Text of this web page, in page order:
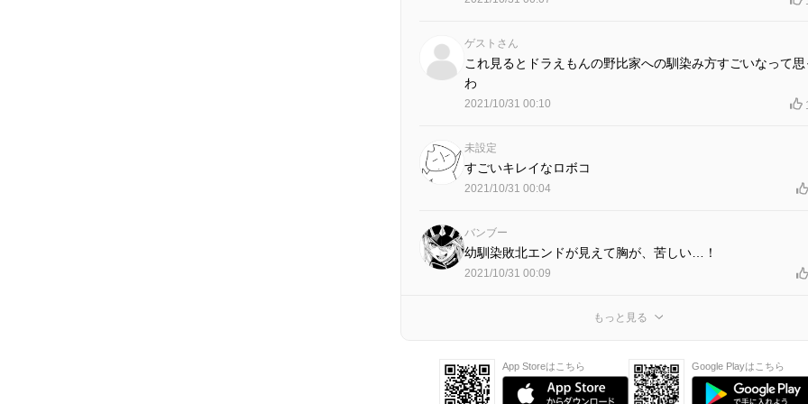
ゲストさん
これ見るとドラえもんの野比家への馴染み方すごいなって思
わ
2021/10/31 00:10
未設定
すごいキレイなロボコ
2021/10/31 00:04
バンブー
幼馴染敗北エンドが見えて胸が、苦しい…！
2021/10/31 00:09
もっと見る
App Storeはこちら Google Playはこちら